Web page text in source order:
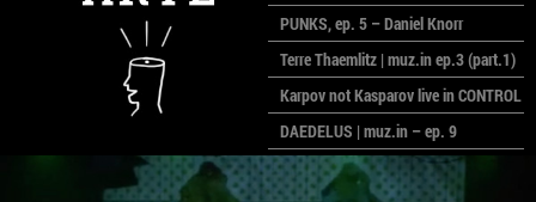
PUNKS, ep. 5 – Daniel Knorr
Terre Thaemlitz | muz.in ep.3 (part.1)
Karpov not Kasparov live in CONTROL
DAEDELUS | muz.in – ep. 9
LALELE, LALELE – prima premieră a
anului la MACAZ